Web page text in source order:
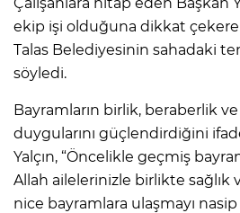
ekip işi olduğuna dikkat
Talas Belediyesinin sahadaki
söyledi.
Bayramların birlik, beraberlik ve
duygularını güçlendirdiğini
Yalçın, “Öncelikle geçmiş
Allah ailelerinizle birlikte sağlık
nice bayramlara ulaşmayı